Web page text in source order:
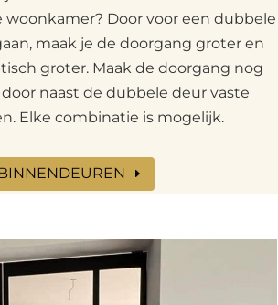
Door voor een dubbele
maak je de doorgang groter en
groter. Maak de doorgang nog
naast de dubbele deur vaste
Elke combinatie is mogelijk.